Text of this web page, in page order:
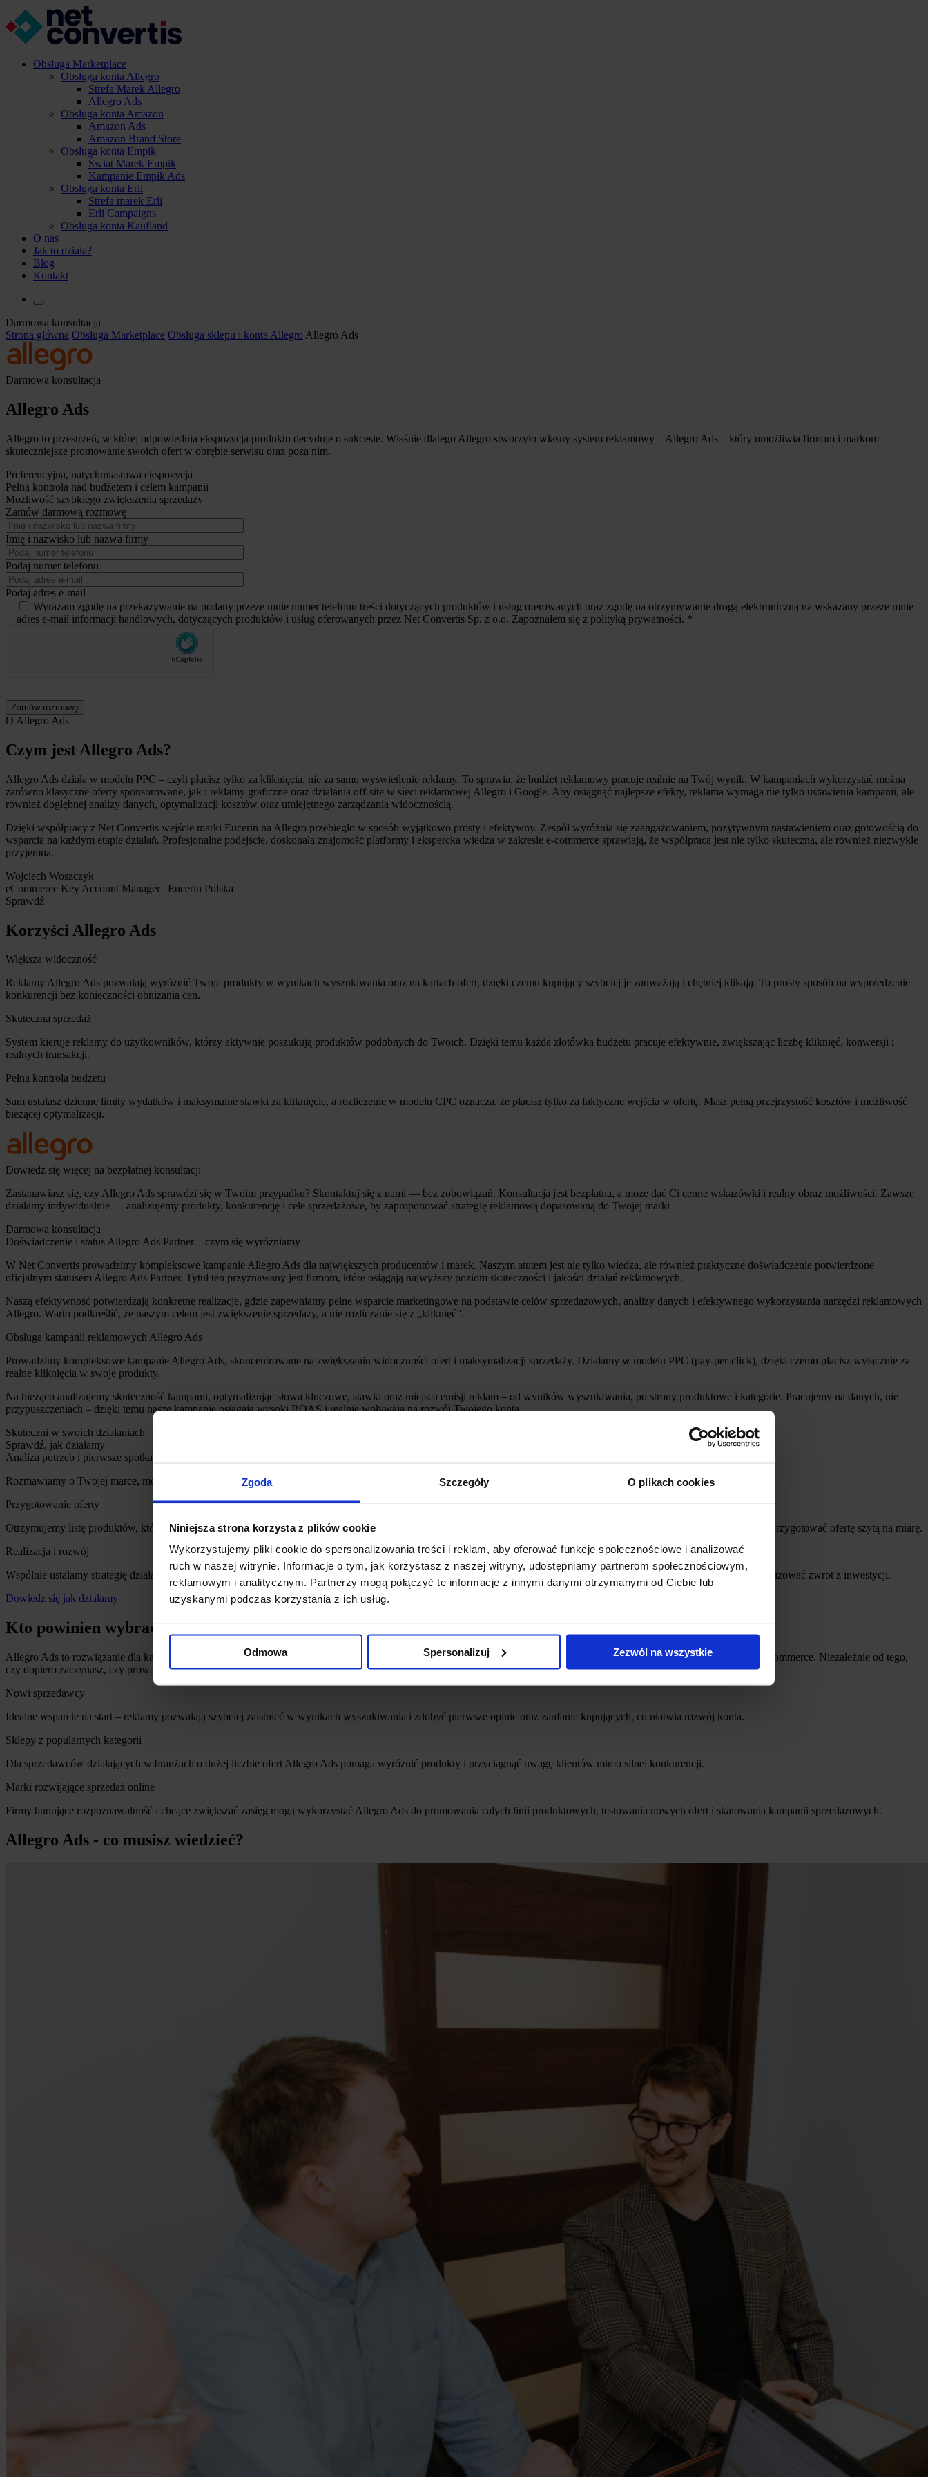
Zgoda Szczegóły O plikach cookies
Niniejsza strona korzysta z plików cookie
Wykorzystujemy pliki cookie do spersonalizowania treści i reklam, aby oferować funkcje społecznościowe i analizować
ruch w naszej witrynie. Informacje o tym, jak korzystasz z naszej witryny, udostępniamy partnerom społecznościowym,
reklamowym i analitycznym. Partnerzy mogą połączyć te informacje z innymi danymi otrzymanymi od Ciebie lub
uzyskanymi podczas korzystania z ich usług.
Odmowa Spersonalizuj Zezwól na wszystkie
Obsługa Marketplace
Obsługa konta Allegro
Strefa Marek Allegro
Allegro Ads
Obsługa konta Amazon
Amazon Ads
Amazon Brand Store
Obsługa konta Empik
Świat Marek Empik
Kampanie Empik Ads
Obsługa konta Erli
Strefa marek Erli
Erli Campaigns
Obsługa konta Kaufland
O nas
Jak to działa?
Blog
Kontakt
Darmowa konsultacja
Strona główna Obsługa Marketplace Obsługa sklepu i konta Allegro Allegro Ads
Darmowa konsultacja
Allegro Ads
Allegro to przestrzeń, w której odpowiednia ekspozycja produktu decyduje o sukcesie. Właśnie dlatego Allegro stworzyło własny system reklamowy – Allegro Ads – który umożliwia firmom i markom
skuteczniejsze promowanie swoich ofert w obrębie serwisu oraz poza nim.
Preferencyjna, natychmiastowa ekspozycja
Pełna kontrola nad budżetem i celem kampanii
Możliwość szybkiego zwiększenia sprzedaży
Zamów darmową rozmowę
Imię i nazwisko lub nazwa firmy
Podaj numer telefonu
Podaj adres e-mail
Wyrażam zgodę na przekazywanie na podany przeze mnie numer telefonu treści dotyczących produktów i usług oferowanych oraz zgodę na otrzymywanie drogą elektroniczną na wskazany przeze mnie
adres e-mail informacji handlowych, dotyczących produktów i usług oferowanych przez Net Convertis Sp. z o.o. Zapoznałem się z polityką prywatności. *
O Allegro Ads
Czym jest Allegro Ads?
Allegro Ads działa w modelu PPC – czyli płacisz tylko za kliknięcia, nie za samo wyświetlenie reklamy. To sprawia, że budżet reklamowy pracuje realnie na Twój wynik. W kampaniach wykorzystać można
zarówno klasyczne oferty sponsorowane, jak i reklamy graficzne oraz działania off-site w sieci reklamowej Allegro i Google. Aby osiągnąć najlepsze efekty, reklama wymaga nie tylko ustawienia kampanii, ale
również dogłębnej analizy danych, optymalizacji kosztów oraz umiejętnego zarządzania widocznością.
Dzięki współpracy z Net Convertis wejście marki Eucerin na Allegro przebiegło w sposób wyjątkowo prosty i efektywny. Zespół wyróżnia się zaangażowaniem, pozytywnym nastawieniem oraz gotowością do
wsparcia na każdym etapie działań. Profesjonalne podejście, doskonała znajomość platformy i ekspercka wiedza w zakresie e-commerce sprawiają, że współpraca jest nie tylko skuteczna, ale również niezwykle
przyjemna.
Wojciech Woszczyk
eCommerce Key Account Manager | Eucerin Polska
Sprawdź
Korzyści Allegro Ads
Większa widoczność
Reklamy Allegro Ads pozwalają wyróżnić Twoje produkty w wynikach wyszukiwania oraz na kartach ofert, dzięki czemu kupujący szybciej je zauważają i chętniej klikają. To prosty sposób na wyprzedzenie
konkurencji bez konieczności obniżania cen.
Skuteczna sprzedaż
System kieruje reklamy do użytkowników, którzy aktywnie poszukują produktów podobnych do Twoich. Dzięki temu każda złotówka budżetu pracuje efektywnie, zwiększając liczbę kliknięć, konwersji i
realnych transakcji.
Pełna kontrola budżetu
Sam ustalasz dzienne limity wydatków i maksymalne stawki za kliknięcie, a rozliczenie w modelu CPC oznacza, że płacisz tylko za faktyczne wejścia w ofertę. Masz pełną przejrzystość kosztów i możliwość
bieżącej optymalizacji.
Dowiedz się więcej na bezpłatnej konsultacji
Zastanawiasz się, czy Allegro Ads sprawdzi się w Twoim przypadku? Skontaktuj się z nami — bez zobowiązań. Konsultacja jest bezpłatna, a może dać Ci cenne wskazówki i realny obraz możliwości. Zawsze
działamy indywidualnie — analizujemy produkty, konkurencję i cele sprzedażowe, by zaproponować strategię reklamową dopasowaną do Twojej marki
Darmowa konsultacja
Doświadczenie i status Allegro Ads Partner – czym się wyróżniamy
W Net Convertis prowadzimy kompleksowe kampanie Allegro Ads dla największych producentów i marek. Naszym atutem jest nie tylko wiedza, ale również praktyczne doświadczenie potwierdzone
oficjalnym statusem Allegro Ads Partner. Tytuł ten przyznawany jest firmom, które osiągają najwyższy poziom skuteczności i jakości działań reklamowych.
Naszą efektywność potwierdzają konkretne realizacje, gdzie zapewniamy pełne wsparcie marketingowe na podstawie celów sprzedażowych, analizy danych i efektywnego wykorzystania narzędzi reklamowych
Allegro. Warto podkreślić, że naszym celem jest zwiększenie sprzedaży, a nie rozliczanie się z „kliknięć”.
Obsługa kampanii reklamowych Allegro Ads
Prowadzimy kompleksowe kampanie Allegro Ads, skoncentrowane na zwiększaniu widoczności ofert i maksymalizacji sprzedaży. Działamy w modelu PPC (pay-per-click), dzięki czemu płacisz wyłącznie za
realne kliknięcia w swoje produkty.
Na bieżąco analizujemy skuteczność kampanii, optymalizując słowa kluczowe, stawki oraz miejsca emisji reklam – od wyników wyszukiwania, po strony produktowe i kategorie. Pracujemy na danych, nie
przypuszczeniach – dzięki temu nasze kampanie osiągają wysoki ROAS i realnie wpływają na rozwój Twojego konta.
Skuteczni w swoich działaniach
Sprawdź, jak działamy
Analiza potrzeb i pierwsze spotkanie
Rozmawiamy o Twojej marce, modelu sprzedaży i celach e-commerce. Chcemy dobrze zrozumieć, na czym Ci zależy i jakie możliwości daje Allegro w Twoim przypadku.
Przygotowanie oferty
Otrzymujemy listę produktów, które chcesz promować. Sprawdzamy ich potencjał w kontekście Allegro Ads — bierzemy pod uwagę kategorię, konkurencję i sezonowość, by przygotować ofertę szytą na miarę.
Realizacja i rozwój
Wspólnie ustalamy strategię działań – od pierwszych kampanii po długofalowe cele. Regularnie analizujemy wyniki, omawiamy efekty i wdrażamy optymalizacje, by maksymalizować zwrot z inwestycji.
Dowiedz się jak działamy
Kto powinien wybrać Allegro Ads?
Allegro Ads to rozwiązanie dla każdego sprzedawcy, który chce zwiększyć widoczność swoich produktów i szybciej generować sprzedaż na największej polskiej platformie e-commerce. Niezależnie od tego,
czy dopiero zaczynasz, czy prowadzisz duży, rozwinięty biznes – reklamy pomagają dotrzeć do właściwych klientów w momencie, gdy aktywnie poszukują Twojej oferty.
Nowi sprzedawcy
Idealne wsparcie na start – reklamy pozwalają szybciej zaistnieć w wynikach wyszukiwania i zdobyć pierwsze opinie oraz zaufanie kupujących, co ułatwia rozwój konta.
Sklepy z popularnych kategorii
Dla sprzedawców działających w branżach o dużej liczbie ofert Allegro Ads pomaga wyróżnić produkty i przyciągnąć uwagę klientów mimo silnej konkurencji.
Marki rozwijające sprzedaż online
Firmy budujące rozpoznawalność i chcące zwiększać zasięg mogą wykorzystać Allegro Ads do promowania całych linii produktowych, testowania nowych ofert i skalowania kampanii sprzedażowych.
Allegro Ads - co musisz wiedzieć?